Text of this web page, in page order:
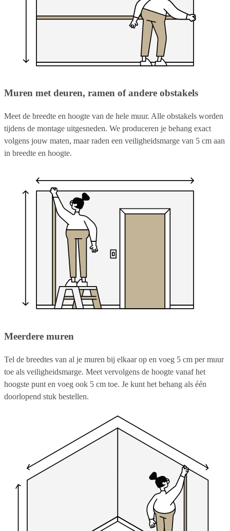
Muren met deuren, ramen of andere obstakels
Meet de breedte en hoogte van de hele muur. Alle obstakels worden
tijdens de montage uitgesneden. We produceren je behang exact
volgens jouw maten, maar raden een veiligheidsmarge van 5 cm aan
in breedte en hoogte.
Meerdere muren
Tel de breedtes van al je muren bij elkaar op en voeg 5 cm per muur
toe als veiligheidsmarge. Meet vervolgens de hoogte vanaf het
hoogste punt en voeg ook 5 cm toe. Je kunt het behang als één
doorlopend stuk bestellen.